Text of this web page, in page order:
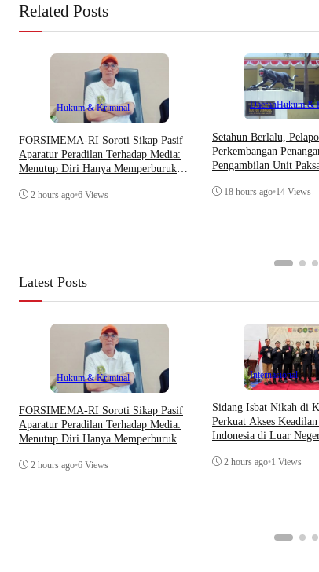
Related Posts
Hukum & Kriminal
​FORSIMEMA-RI Soroti Sikap Pasif
Aparatur Peradilan Terhadap Media:
Menutup Diri Hanya Memperburuk
2 hours ago•6 Views
DaerahHukum &
Setahun Berlalu,
Perkembangan
Pengambilan Unit
18 hours ago•14 Views
Latest Posts
Hukum & Kriminal
​FORSIMEMA-RI Soroti Sikap Pasif
Aparatur Peradilan Terhadap Media:
Menutup Diri Hanya Memperburuk
2 hours ago•6 Views
Internasional
Sidang Isbat Nikah di
Perkuat Akses
Indonesia di Luar
2 hours ago•1 Views